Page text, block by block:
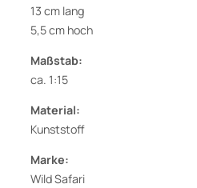
13 cm lang
5,5 cm hoch
Maßstab:
ca. 1:15
Material:
Kunststoff
Marke:
Wild Safari